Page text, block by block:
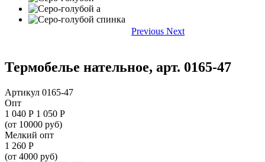
Previous Next
Термобелье нательное, арт. 0165-47
Артикул 0165-47
Опт
1 040 Р 1 050 Р
(от 10000 руб)
Мелкий опт
1 260 Р
(от 4000 руб)